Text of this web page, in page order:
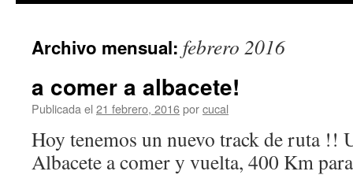
Archivo mensual: febrero 2016
a comer a albacete!
Publicada el 21 febrero, 2016porcucal
Hoy tenemos un nuevo track de ruta !!
Albacete a comer y vuelta, 400 Km